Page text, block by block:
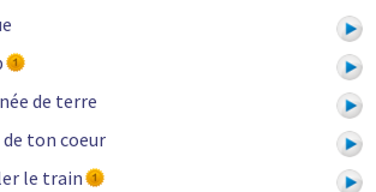
de terre
ton coeur
le train